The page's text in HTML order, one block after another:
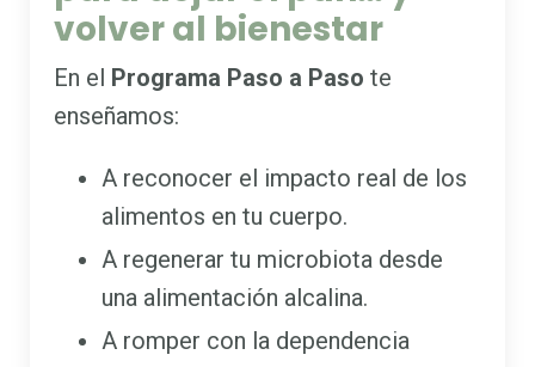
volver al bienestar
En el Programa Paso a Paso te
enseñamos:
A reconocer el impacto real de los
alimentos en tu cuerpo.
A regenerar tu microbiota desde
una alimentación alcalina.
A romper con la dependencia